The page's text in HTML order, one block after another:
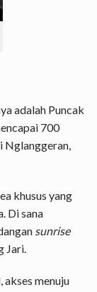
adalah Puncak
700
Nglanggeran,
khusus yang
Di sana
sunrise
Jari.
menuju